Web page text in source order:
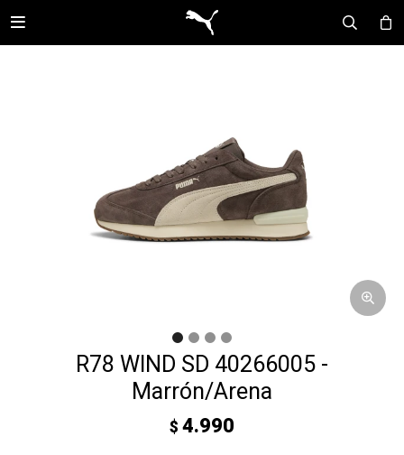

R78 WIND SD 40266005 -
Marrón/Arena
$ 4.990